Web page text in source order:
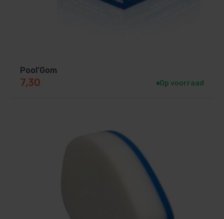
Pool’Gom
7,30 Op voorraad